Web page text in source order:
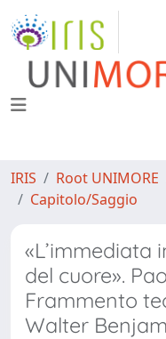
IRIS Root UNIMORE
Capitolo/Saggio
«L’immediata
del cuore».
Frammento
Walter